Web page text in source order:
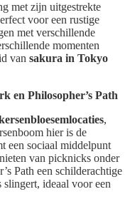
met zijn uitgestrekte
voor een rustige
met verschillende
momenten
van sakura in Tokyo
en Philosopher’s Path
,
hier is de
een sociaal middelpunt
van picknicks onder
Path een schilderachtige
slingert, ideaal voor een